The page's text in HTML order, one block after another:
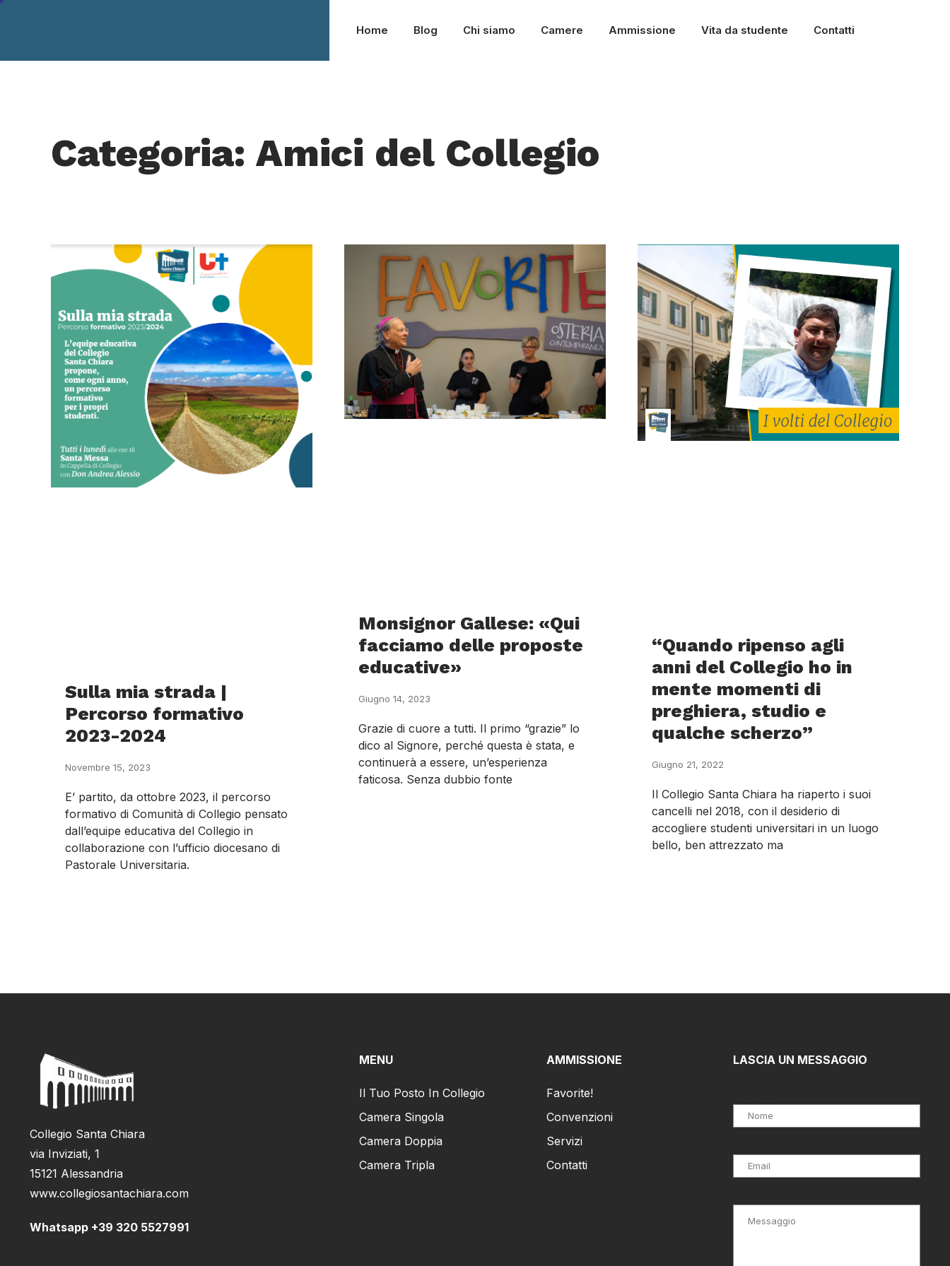
Home Blog Chi siamo Camere Ammissione Vita da studente Contatti
Categoria: Amici del Collegio
Sulla mia strada |
Percorso formativo
2023-2024
Novembre 15, 2023
E’ partito, da ottobre 2023, il percorso
formativo di Comunità di Collegio pensato
dall’equipe educativa del Collegio in
collaborazione con l’ufficio diocesano di
Pastorale Universitaria.
Monsignor Gallese: «Qui
facciamo delle proposte
educative»
Giugno 14, 2023
Grazie di cuore a tutti. Il primo “grazie” lo
dico al Signore, perché questa è stata, e
continuerà a essere, un’esperienza
faticosa. Senza dubbio fonte
“Quando ripenso agli
anni del Collegio ho in
mente momenti di
preghiera, studio e
qualche scherzo”
Giugno 21, 2022
Il Collegio Santa Chiara ha riaperto i suoi
cancelli nel 2018, con il desiderio di
accogliere studenti universitari in un luogo
bello, ben attrezzato ma
Collegio Santa Chiara
via Inviziati, 1
15121 Alessandria
www.collegiosantachiara.com
Whatsapp +39 320 5527991
MENU
Il Tuo Posto In Collegio
Camera Singola
Camera Doppia
Camera Tripla
AMMISSIONE
Favorite!
Convenzioni
Servizi
Contatti
LASCIA UN MESSAGGIO